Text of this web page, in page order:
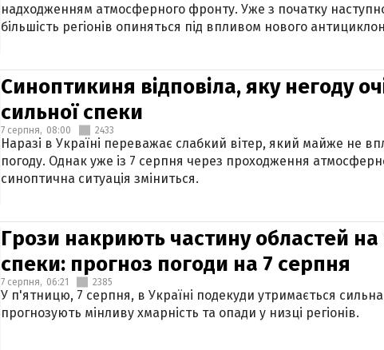
надходженням атмосферного фронту. Уже з початку
більшість регіонів опиняться під впливом нового
Синоптикиня відповіла, яку негоду
сильної спеки
7 серпня, 08:00 2433
Наразі в Україні переважає слабкий вітер, який майже не
погоду. Однак уже із 7 серпня через проходження
синоптична ситуація зміниться.
Грози накриють частину областей на
спеки: прогноз погоди на 7 серпня
7 серпня, 06:21 2385
У п'ятницю, 7 серпня, в Україні подекуди утримається
прогнозують мінливу хмарність та опади у низці регіонів.